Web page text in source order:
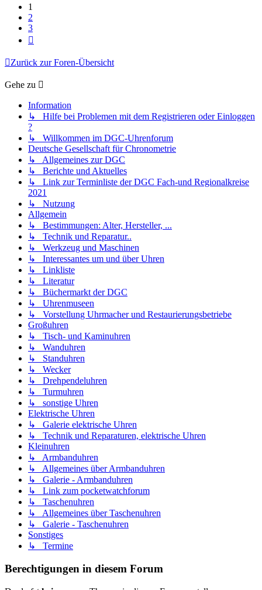
1
2
3
Zurück zur Foren-Übersicht
Gehe zu
Information
↳ Hilfe bei Problemen mit dem Registrieren oder Einloggen
?
↳ Willkommen im DGC-Uhrenforum
Deutsche Gesellschaft für Chronometrie
↳ Allgemeines zur DGC
↳ Berichte und Aktuelles
↳ Link zur Terminliste der DGC Fach-und Regionalkreise
2021
↳ Nutzung
Allgemein
↳ Bestimmungen: Alter, Hersteller, ...
↳ Technik und Reparatur..
↳ Werkzeug und Maschinen
↳ Interessantes um und über Uhren
↳ Linkliste
↳ Literatur
↳ Büchermarkt der DGC
↳ Uhrenmuseen
↳ Vorstellung Uhrmacher und Restaurierungsbetriebe
Großuhren
↳ Tisch- und Kaminuhren
↳ Wanduhren
↳ Standuhren
↳ Wecker
↳ Drehpendeluhren
↳ Turmuhren
↳ sonstige Uhren
Elektrische Uhren
↳ Galerie elektrische Uhren
↳ Technik und Reparaturen, elektrische Uhren
Kleinuhren
↳ Armbanduhren
↳ Allgemeines über Armbanduhren
↳ Galerie - Armbanduhren
↳ Link zum pocketwatchforum
↳ Taschenuhren
↳ Allgemeines über Taschenuhren
↳ Galerie - Taschenuhren
Sonstiges
↳ Termine
Berechtigungen in diesem Forum